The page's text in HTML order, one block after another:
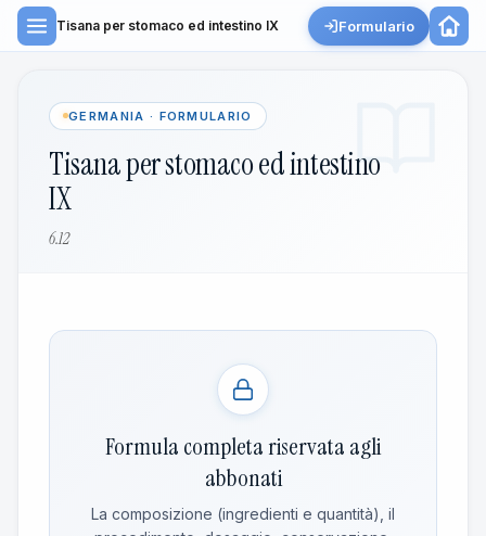
Tisana per stomaco ed intestino IX Formulario
GERMANIA · FORMULARIO
Tisana per stomaco ed intestino
IX
6.12
Formula completa riservata agli
abbonati
La composizione (ingredienti e quantità), il